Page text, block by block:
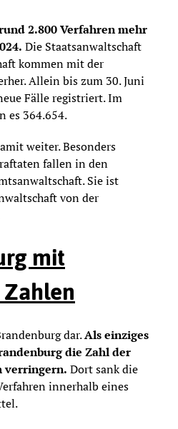
2.800 Verfahren mehr
Die Staatsanwaltschaft
kommen mit der
Allein bis zum 30. Juni
Fälle registriert. Im
es 364.654.
weiter. Besonders
fallen in den
Sie ist
von der
mit
dar.Als einziges
die Zahl der
verringern. Dort sank die
innerhalb eines